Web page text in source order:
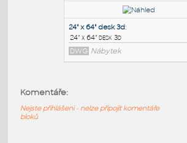
Phillips Head Wood Screw:
Vrut - hlava Phillips
IPT Spojovací součásti
Měřič tlaku, tlakoměr
Komentáře:
Nejste přihlášeni - nelze připojit komentáře
bloků